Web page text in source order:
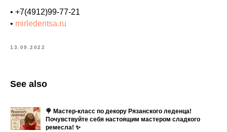
• +7(4912)99-77-21
• mirledentsa.ru
13.09.2022
See also
🍭 Мастер-класс по декору Рязанского леденца!
Почувствуйте себя настоящим мастером сладкого
ремесла! ✨